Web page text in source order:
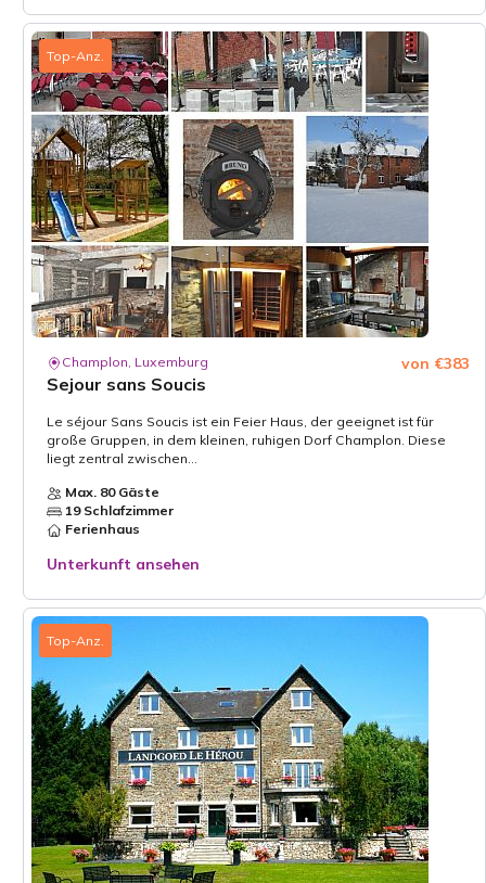
Top-Anz.
Champlon, Luxemburg
Sejour sans Soucis
von €383
Le séjour Sans Soucis ist ein Feier Haus, der geeignet ist für
große Gruppen, in dem kleinen, ruhigen Dorf Champlon. Diese
liegt zentral zwischen...
Max. 80 Gäste
19 Schlafzimmer
Ferienhaus
Unterkunft ansehen
Top-Anz.